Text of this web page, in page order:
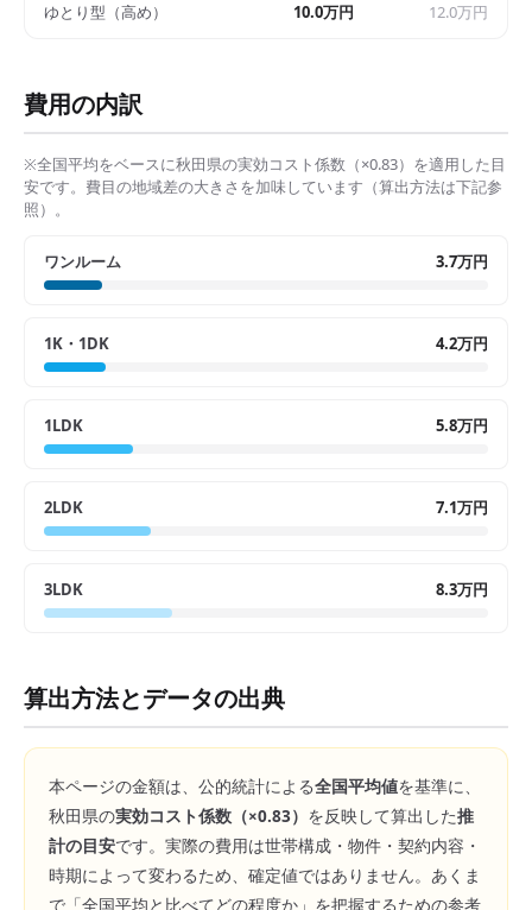
ゆとり型（高め） 10.0万円 12.0万円
費用の内訳
※全国平均をベースに秋田県の実効コスト係数（×0.83）を適用した目
安です。費目の地域差の大きさを加味しています（算出方法は下記参
照）。
ワンルーム 3.7万円
1K・1DK 4.2万円
1LDK 5.8万円
2LDK 7.1万円
3LDK 8.3万円
算出方法とデータの出典
本ページの金額は、公的統計による全国平均値を基準に、
秋田県の実効コスト係数（×0.83） を反映して算出した推
計の目安です。実際の費用は世帯構成・物件・契約内容・
時期によって変わるため、確定値ではありません。あくま
で「全国平均と比べてどの程度か」を把握するための参考